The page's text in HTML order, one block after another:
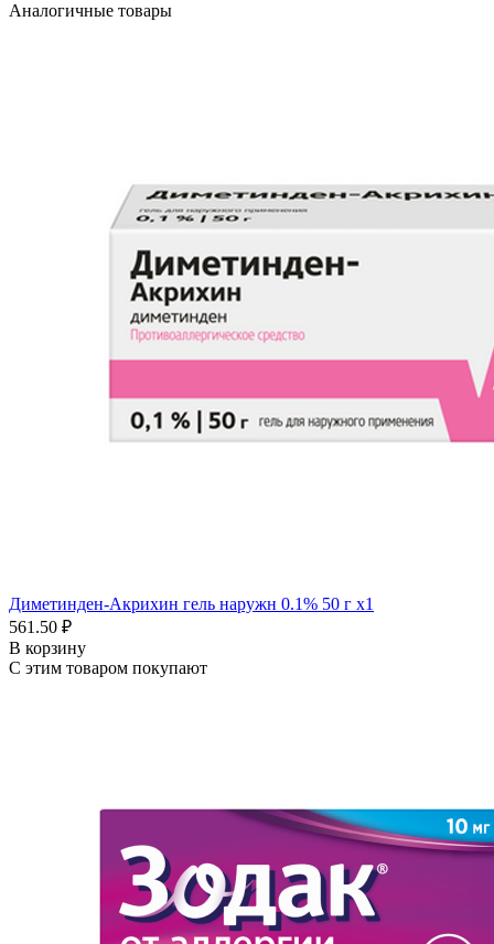
Аналогичные товары
Диметинден-Акрихин гель наружн 0.1% 50 г x1
561.50 ₽
В корзину
С этим товаром покупают